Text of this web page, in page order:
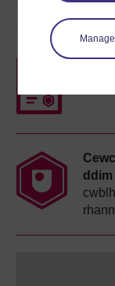
Gwobrau'r